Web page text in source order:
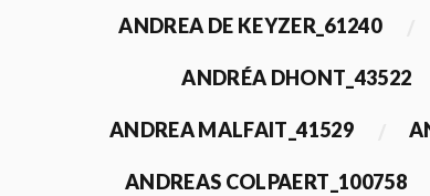
ANDREA DE KEYZER_61240
ANDRÉA DHONT_43522
ANDREA MALFAIT_41529
ANDREAS COLPAERT_100758